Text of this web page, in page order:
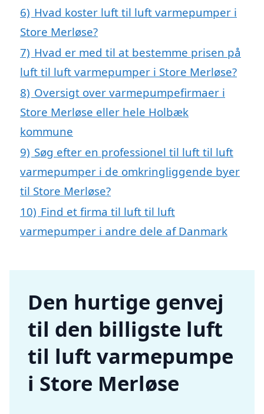
6) Hvad koster luft til luft varmepumper i
Store Merløse?
7) Hvad er med til at bestemme prisen på
luft til luft varmepumper i Store Merløse?
8) Oversigt over varmepumpefirmaer i
Store Merløse eller hele Holbæk
kommune
9) Søg efter en professionel til luft til luft
varmepumper i de omkringliggende byer
til Store Merløse?
10) Find et firma til luft til luft
varmepumper i andre dele af Danmark
Den hurtige genvej
til den billigste luft
til luft varmepumpe
i Store Merløse